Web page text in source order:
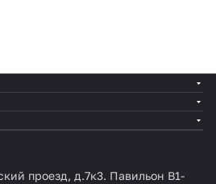
проезд, д.7к3. Павильон B1-